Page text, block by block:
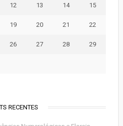
12 13 14 15
19 20 21 22
26 27 28 29
RECENTES